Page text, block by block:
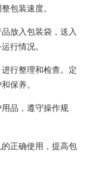
包装速度。
放入包装袋，送入
行情况。
行整理和检查。定
保养。
品，遵守操作规
正确使用，提高包